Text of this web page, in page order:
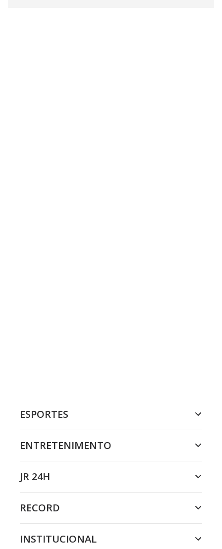
ESPORTES
ENTRETENIMENTO
JR 24H
RECORD
INSTITUCIONAL